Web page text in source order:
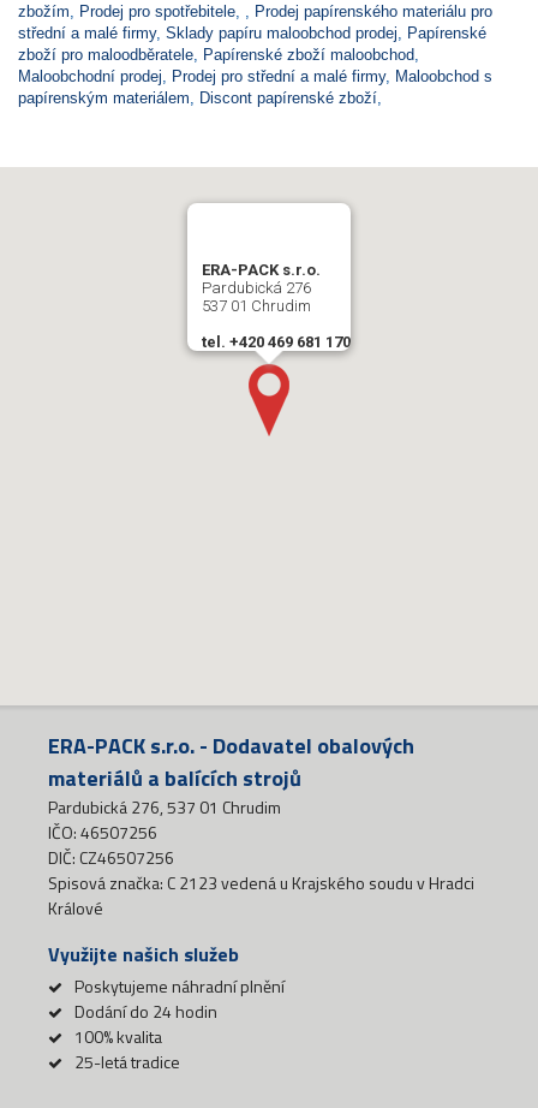
zbožím
Prodej pro spotřebitele
Prodej papírenského materiálu pro
střední a malé firmy, Sklady papíru maloobchod prodej
Papírenské
zboží pro maloodběratele
Papírenské zboží maloobchod
Maloobchodní prodej
Prodej pro střední a malé firmy, Maloobchod s
papírenským materiálem
Discont papírenské zboží
ERA-PACK s.r.o.
Pardubická 276
537 01 Chrudim
tel. +420 469 681 170
ERA-PACK s.r.o. - Dodavatel obalových
materiálů a balících strojů
Pardubická 276, 537 01 Chrudim
IČO: 46507256
DIČ: CZ46507256
Spisová značka: C 2123 vedená u Krajského soudu v Hradci
Králové
Využijte našich služeb
Poskytujeme náhradní plnění
Dodání do 24 hodin
100% kvalita
25-letá tradice